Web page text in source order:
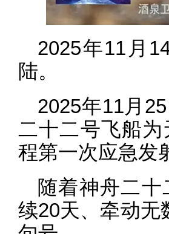
2025年11月
陆。
2025年11月
二十二号飞船
程第一次应急发
随着神舟二
续20天、牵动无